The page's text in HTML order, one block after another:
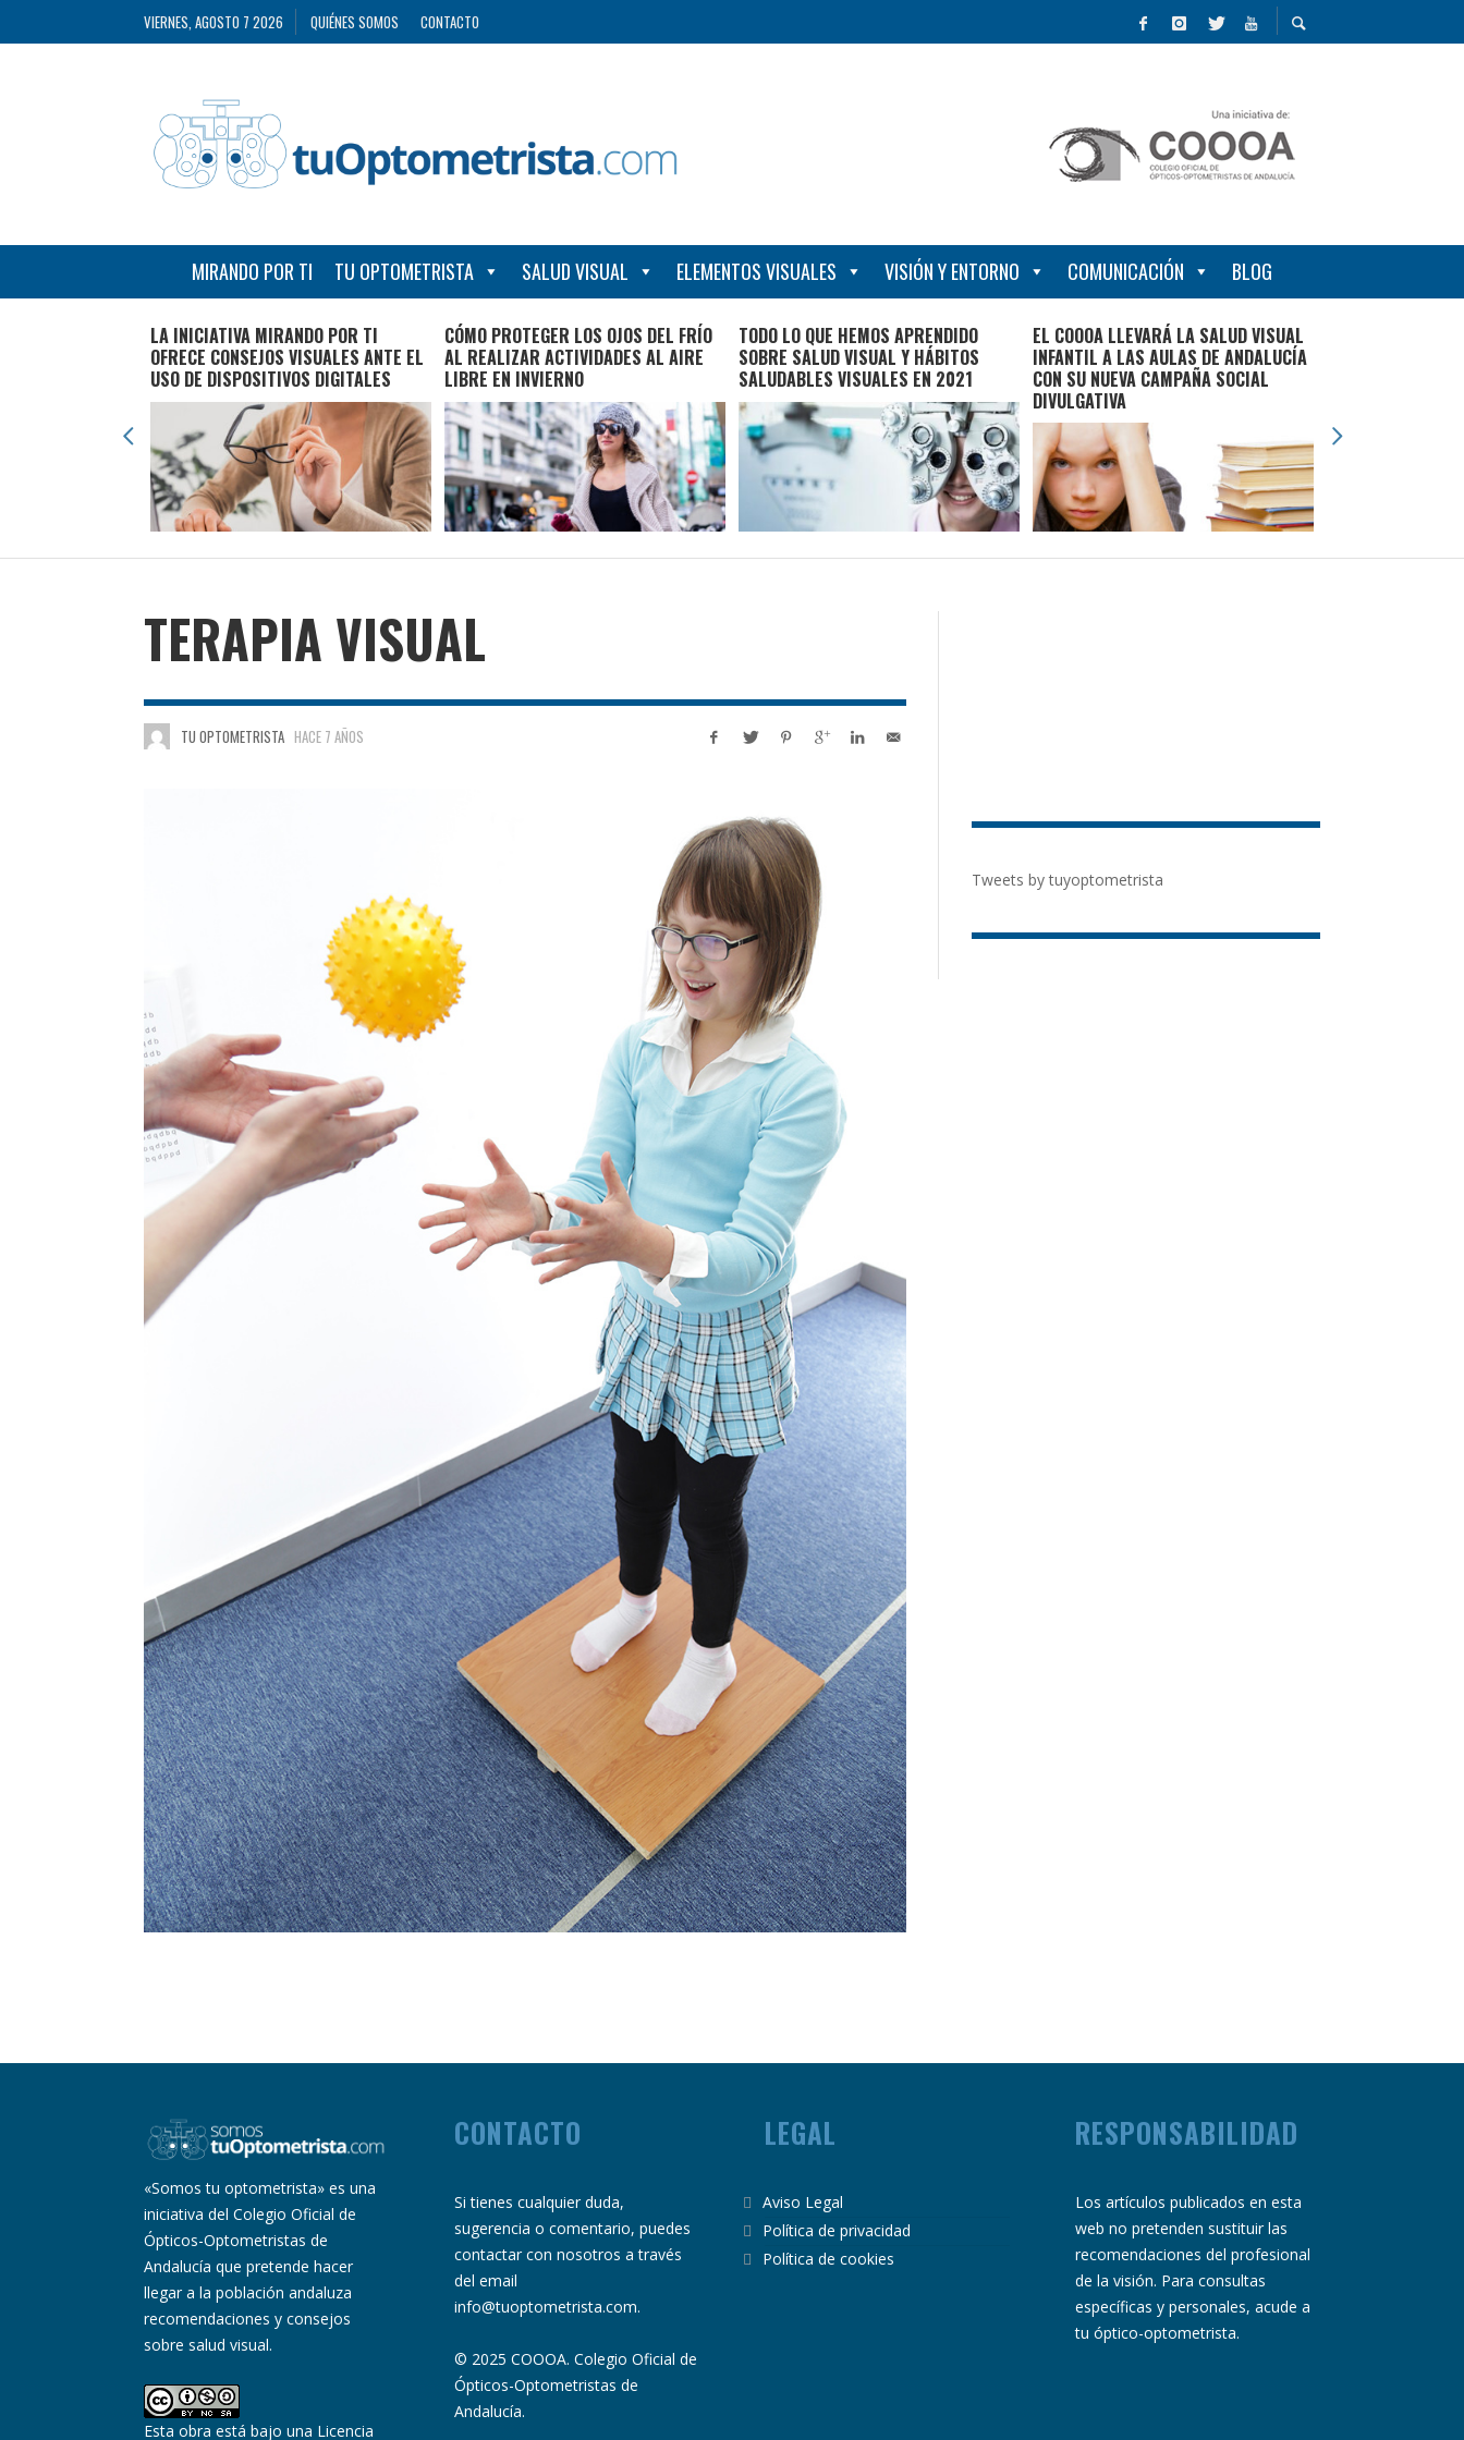
VIERNES, AGOSTO 7 2026 QUIÉNES SOMOS CONTACTO
MIRANDO POR TI TU OPTOMETRISTA SALUD VISUAL ELEMENTOS VISUALES VISIÓN Y ENTORNO COMUNICACIÓN BLOG
LA INICIATIVA MIRANDO POR TI
OFRECE CONSEJOS VISUALES ANTE EL
USO DE DISPOSITIVOS DIGITALES
CÓMO PROTEGER LOS OJOS DEL FRÍO
AL REALIZAR ACTIVIDADES AL AIRE
LIBRE EN INVIERNO
TODO LO QUE HEMOS APRENDIDO
SOBRE SALUD VISUAL Y HÁBITOS
SALUDABLES VISUALES EN 2021
EL COOOA LLEVARÁ LA SALUD VISUAL
INFANTIL A LAS AULAS DE ANDALUCÍA
CON SU NUEVA CAMPAÑA SOCIAL
DIVULGATIVA
DEL SOL
TERAPIA VISUAL
TU OPTOMETRISTA HACE 7 AÑOS
Tweets by tuyoptometrista
«Somos tu optometrista» es una
iniciativa del Colegio Oficial de
Ópticos-Optometristas de
Andalucía que pretende hacer
llegar a la población andaluza
recomendaciones y consejos
sobre salud visual.
Esta obra está bajo una Licencia
CONTACTO
Si tienes cualquier duda,
sugerencia o comentario, puedes
contactar con nosotros a través
del email
info@tuoptometrista.com.
© 2025 COOOA. Colegio Oficial de
Ópticos-Optometristas de
Andalucía.
LEGAL
Aviso Legal
Política de privacidad
Política de cookies
RESPONSABILIDAD
Los artículos publicados en esta
web no pretenden sustituir las
recomendaciones del profesional
de la visión. Para consultas
específicas y personales, acude a
tu óptico-optometrista.